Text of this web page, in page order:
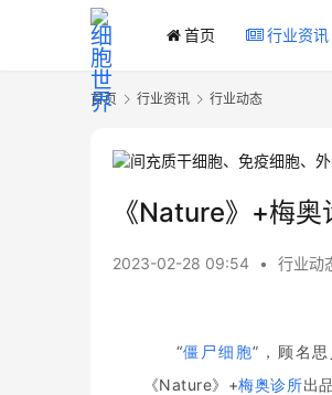
首页 行业资讯
首页 行业资讯 行业动态
《Nature》+梅奥
2023-02-28 09:54 • 行业动
“僵尸细胞”，顾名
《Nature》+梅奥诊所出